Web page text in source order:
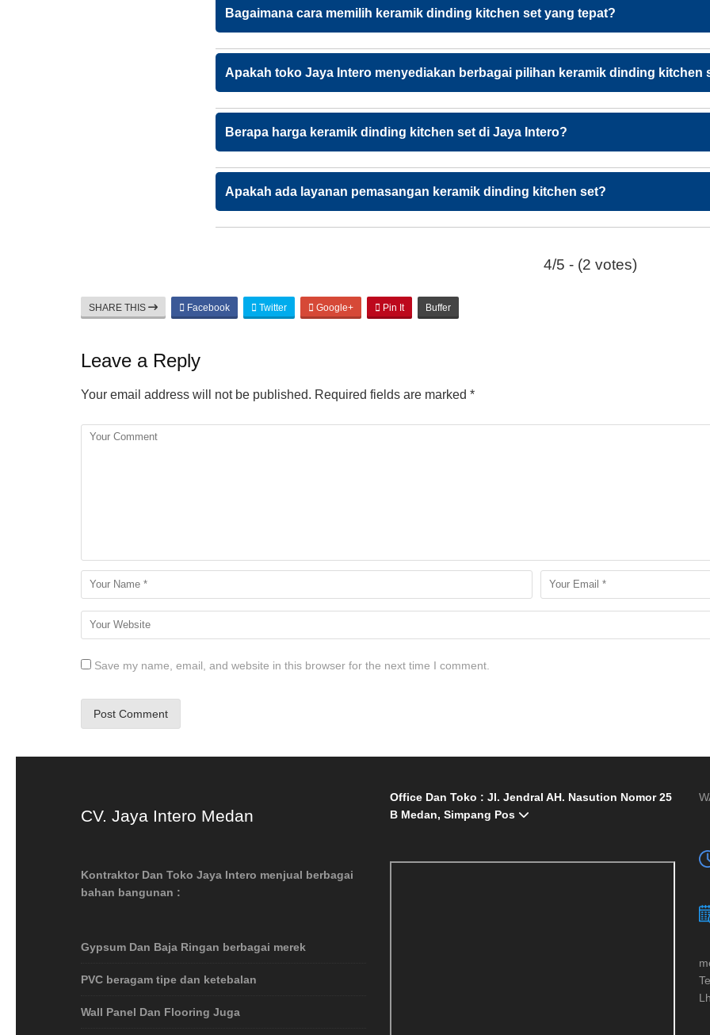
Bagaimana cara memilih keramik dinding kitchen set yang tepat?
Apakah toko Jaya Intero menyediakan berbagai pilihan keramik dinding kitchen
Berapa harga keramik dinding kitchen set di Jaya Intero?
Apakah ada layanan pemasangan keramik dinding kitchen set?
4/5 - (2 votes)
SHARE THIS Facebook Twitter Google+ Pin It Buffer
Leave a Reply
Your email address will not be published. Required fields are marked *
Save my name, email, and website in this browser for the next time I comment.
CV. Jaya Intero Medan
Kontraktor Dan Toko Jaya Intero menjual berbagai
bahan bangunan :
Gypsum Dan Baja Ringan berbagai merek
PVC beragam tipe dan ketebalan
Wall Panel Dan Flooring Juga
Office Dan Toko : Jl. Jendral AH. Nasution Nomor 25
B Medan, Simpang Pos